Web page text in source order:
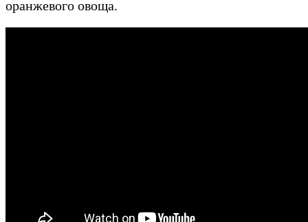
оранжевого овоща.